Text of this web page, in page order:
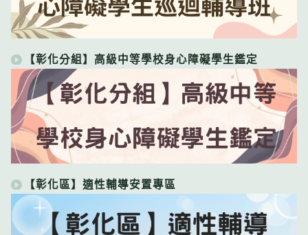
【彰化分組】高級中等學校身心障礙學生鑑定
【彰化區】適性輔導安置專區